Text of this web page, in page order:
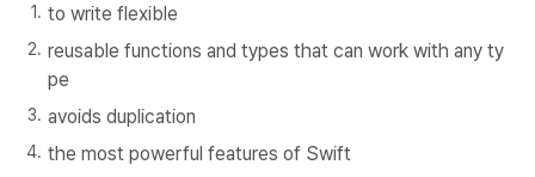
to write flexible
reusable functions and types that can work with any ty
pe
avoids duplication
the most powerful features of Swift